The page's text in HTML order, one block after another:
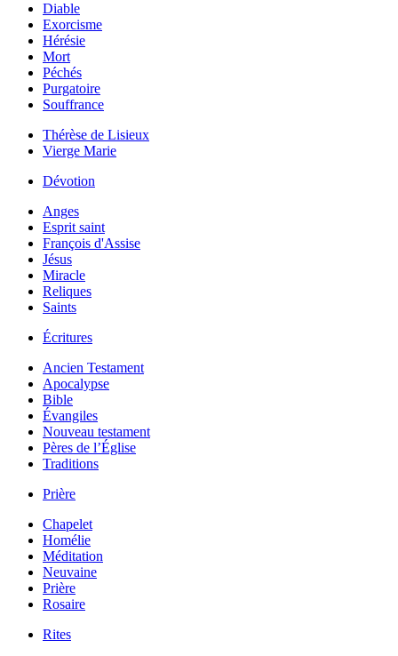
Diable
Exorcisme
Hérésie
Mort
Péchés
Purgatoire
Souffrance
Thérèse de Lisieux
Vierge Marie
Dévotion
Anges
Esprit saint
François d'Assise
Jésus
Miracle
Reliques
Saints
Écritures
Ancien Testament
Apocalypse
Bible
Évangiles
Nouveau testament
Pères de l’Église
Traditions
Prière
Chapelet
Homélie
Méditation
Neuvaine
Prière
Rosaire
Rites